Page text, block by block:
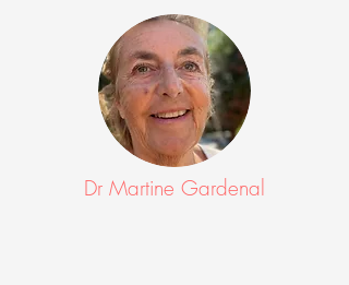
Dr Martine Gardenal